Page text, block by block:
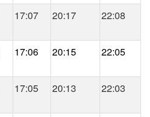
17:07 20:17 22:08
17:06 20:15 22:05
17:05 20:13 22:03